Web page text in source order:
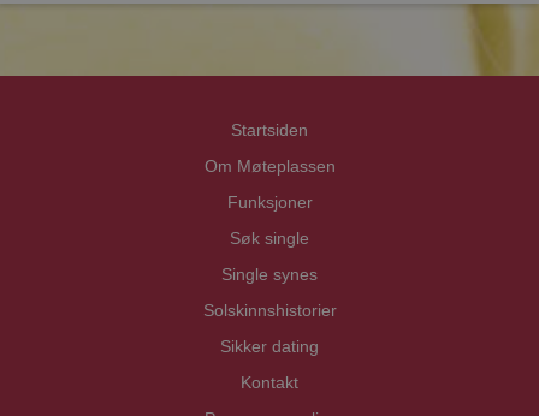
Startsiden
Om Møteplassen
Funksjoner
Søk single
Single synes
Solskinnshistorier
Sikker dating
Kontakt